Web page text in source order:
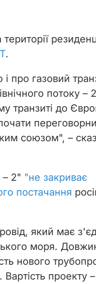
.
про газовий
потоку –
транзиті до
союзом", –
– 2" "не закриває
постачання
який має
моря.
нового
Вартість проекту